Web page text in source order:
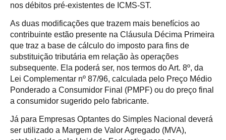
nos débitos pré-existentes de ICMS-ST.
As duas modificações que trazem mais benefícios ao
contribuinte estão presente na Cláusula Décima Primeira
que traz a base de cálculo do imposto para fins de
substituição tributária em relação às operações
subsequente. Ela poderá ser, nos termos do Art. 8º, da
Lei Complementar nº 87/96, calculada pelo Preço Médio
Ponderado a Consumidor Final (PMPF) ou do preço final
a consumidor sugerido pelo fabricante.
Já para Empresas Optantes do Simples Nacional deverá
ser utilizado a Margem de Valor Agregado (MVA),